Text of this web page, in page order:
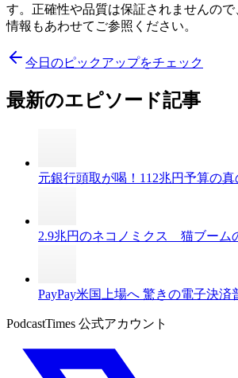
す。正確性や品質は保証されませんの
情報もあわせてご参照ください。
今日のピックアップをチェック
最新のエピソード記事
元銀行頭取が喝！112兆円予算の
2.9兆円のネコノミクス 猫ブーム
PayPay米国上場へ 驚きの電子決済
PodcastTimes 公式アカウント